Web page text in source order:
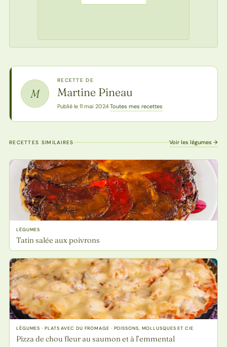
M
RECETTE DE
Martine Pineau
Publié le 11 mai 2024·Toutes mes recettes
RECETTES SIMILAIRES Voir les légumes →
LÉGUMES
Tatin salée aux poivrons
LÉGUMES · PLATS AVEC DU FROMAGE · POISSONS, MOLLUSQUES ET CIE
Pizza de chou fleur au saumon et à l’emmental